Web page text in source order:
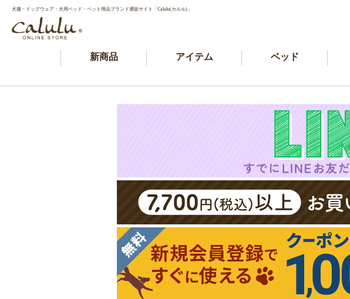
犬服・ドッグウェア・犬用ベッド・ペット用品ブランド通販サイト「Calulu(カルル)」
新商品 アイテム ベッド